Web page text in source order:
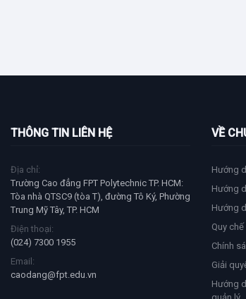
THÔNG TIN LIÊN HỆ
Địa chỉ:
Trường Cao đẳng FPT Polytechnic TP. HCM:
Tòa nhà QTSC9 (tòa T), đường Tô Ký, Phường
Trung Mỹ Tây, TP. HCM
Điện thoại:
(024) 7300 1955
Email:
caodang@fpt.edu.vn
VỀ
Hướng
Hướng
Hướng
Quy
Chính
Giải
Hướng